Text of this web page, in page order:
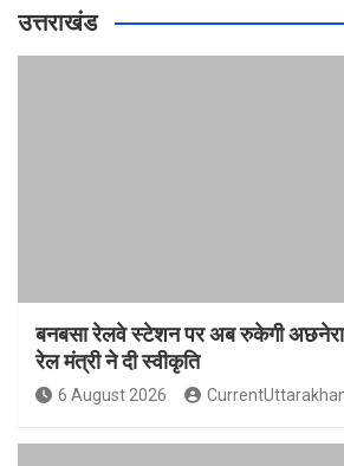
उत्तराखंड
बनबसा रेलवे स्टेशन पर अब रुकेगी
रेल मंत्री ने दी स्वीकृति
6 August 2026